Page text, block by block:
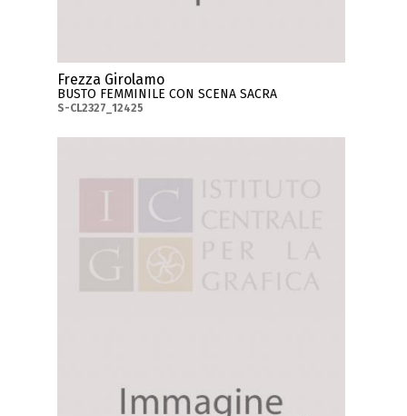
Frezza Girolamo
BUSTO FEMMINILE CON SCENA SACRA
S-CL2327_12425